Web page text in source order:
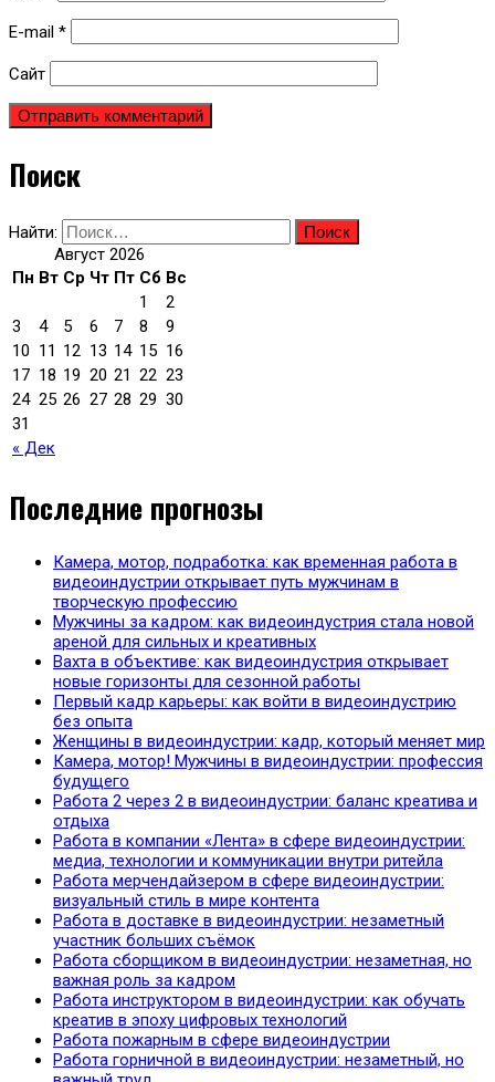
E-mail *
Сайт
Поиск
Найти:
Август 2026
Пн Вт Ср Чт Пт Сб Вс
« Дек
1
2
3
4 5 6 7 8
9
10 11 12 13 14 15 16
17 18 19 20 21 22 23
24 25 26 27 28 29 30
31
Последние прогнозы
Камера, мотор, подработка: как временная работа в
видеоиндустрии открывает путь мужчинам в
творческую профессию
Мужчины за кадром: как видеоиндустрия стала новой
ареной для сильных и креативных
Вахта в объективе: как видеоиндустрия открывает
новые горизонты для сезонной работы
Первый кадр карьеры: как войти в видеоиндустрию
без опыта
Женщины в видеоиндустрии: кадр, который меняет мир
Камера, мотор! Мужчины в видеоиндустрии: профессия
будущего
Работа 2 через 2 в видеоиндустрии: баланс креатива и
отдыха
Работа в компании «Лента» в сфере видеоиндустрии:
медиа, технологии и коммуникации внутри ритейла
Работа мерчендайзером в сфере видеоиндустрии:
визуальный стиль в мире контента
Работа в доставке в видеоиндустрии: незаметный
участник больших съёмок
Работа сборщиком в видеоиндустрии: незаметная, но
важная роль за кадром
Работа инструктором в видеоиндустрии: как обучать
креатив в эпоху цифровых технологий
Работа пожарным в сфере видеоиндустрии
Работа горничной в видеоиндустрии: незаметный, но